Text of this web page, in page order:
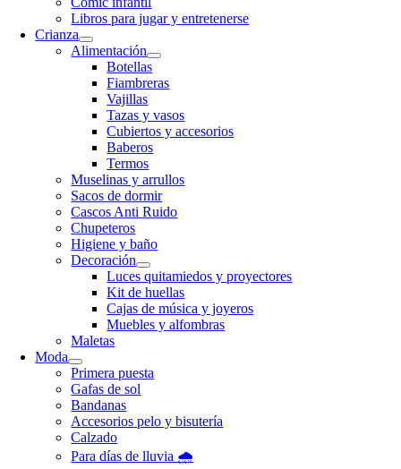
Libros para jugar y entretenerse
Crianza
Alimentación
Botellas
Fiambreras
Vajillas
Tazas y vasos
Cubiertos y accesorios
Baberos
Termos
Muselinas y arrullos
Sacos de dormir
Cascos Anti Ruido
Chupeteros
Higiene y baño
Decoración
Luces quitamiedos y proyectores
Kit de huellas
Cajas de música y joyeros
Muebles y alfombras
Maletas
Moda
Primera puesta
Gafas de sol
Bandanas
Accesorios pelo y bisutería
Calzado
Para días de lluvia 🌧️